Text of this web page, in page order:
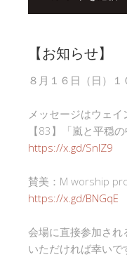
【お知らせ】
８月１６日（日）
メッセージはウェイ
【83】「嵐と平穏の
https://x.gd/SnlZ9
賛美：M worship
https://x.gd/BNGqE
会場に直接参加され
いただければ幸いで